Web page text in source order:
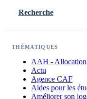
Recherche
THÉMATIQUES
AAH - Allocation
Actu
Agence CAF
Aides pour les
Améliorer son